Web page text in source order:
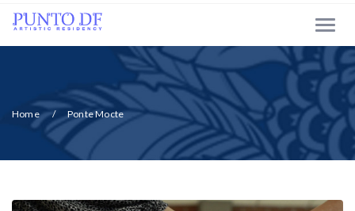
Home Ponte Mocte